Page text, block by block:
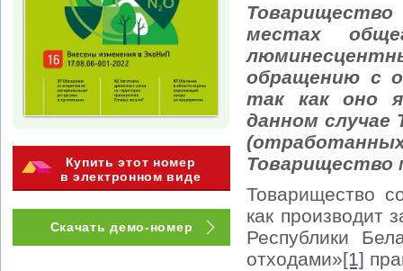
Купить этот номер
в электронном виде
Скачать демо-номер
местах
обращению с
так как оно
данном
Товарищество
Товарищество
как производит
Республики
отходами»[1]